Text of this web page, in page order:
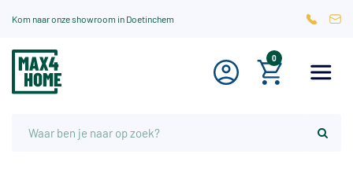
Kom naar onze showroom in Doetinchem
0